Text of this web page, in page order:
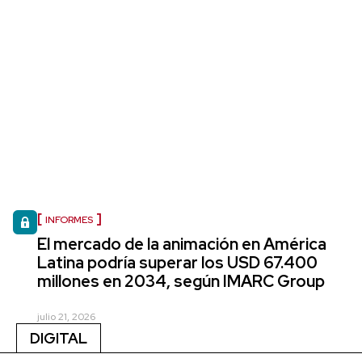
INFORMES
El mercado de la animación en América
Latina podría superar los USD 67.400
millones en 2034, según IMARC Group
julio 21, 2026
DIGITAL